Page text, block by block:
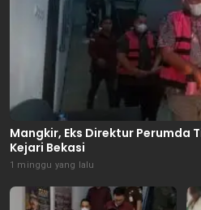
Mangkir, Eks Direktur Perumda
Kejari Bekasi
1 minggu yang lalu